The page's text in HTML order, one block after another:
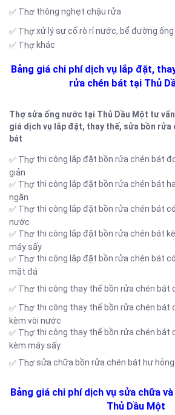
✅ Thợ thông nghẹt chậu rửa
✅ Thợxử lý sự cố rò rỉ nước, bể đường ống
✅ Thợ khác
Bảng giá chi phí dịch vụ lắp đặt,
rửa chén bát tại Thủ
Thợ sửa ống nước tại Thủ Dầu Một tư
giá dịch vụ lắp đặt, thay thế, sửa bồn rửa
bát
✅ Thợ thi công lắp đặt bồn rửa chén bát
giản
✅ Thợ thi công lắp đặt bồn rửa chén bát
ngăn
✅ Thợ thi công lắp đặt bồn rửa chén bát
nước
✅ Thợ thi công lắp đặt bồn rửa chén bát
máy sấy
✅ Thợ thi công lắp đặt bồn rửa chén bát
mặt đá
✅ Thợ thi công thay thế bồn rửa chén bát
✅ Thợ thi công thay thế bồn rửa chén bát
kèm vòi nước
✅ Thợ thi công thay thế bồn rửa chén bát
kèm máy sấy
✅ Thợ sửa chữa bồn rửa chén bát hư hỏng
Bảng giá chi phí dịch vụ sửa chữa
Thủ Dầu Một